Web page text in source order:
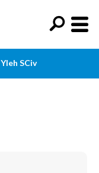
Yleh SCiv